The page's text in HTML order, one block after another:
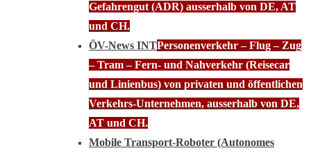
Gefahrengut (ADR) ausserhalb von DE, AT
und CH.
ÖV-News INTPersonenverkehr – Flug – Zug
– Tram – Fern- und Nahverkehr (Reisecar
und Linienbus) von privaten und öffentlichen
Verkehrs-Unternehmen, ausserhalb von DE,
AT und CH.
Mobile Transport-Roboter (Autonomes